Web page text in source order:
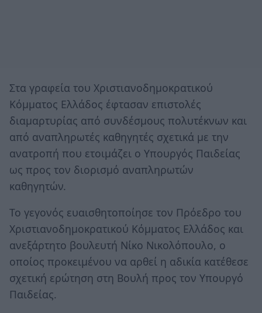
Στα γραφεία του Χριστιανοδημοκρατικού
Κόμματος Ελλάδος έφτασαν επιστολές
διαμαρτυρίας από συνδέσμους πολυτέκνων και
από αναπληρωτές καθηγητές σχετικά με την
ανατροπή που ετοιμάζει ο Υπουργός Παιδείας
ως προς τον διορισμό αναπληρωτών
καθηγητών.
Το γεγονός ευαισθητοποίησε τον Πρόεδρο του
Χριστιανοδημοκρατικού Κόμματος Ελλάδος και
ανεξάρτητο βουλευτή Νίκο Νικολόπουλο, ο
οποίος προκειμένου να αρθεί η αδικία κατέθεσε
σχετική ερώτηση στη Βουλή προς τον Υπουργό
Παιδείας.